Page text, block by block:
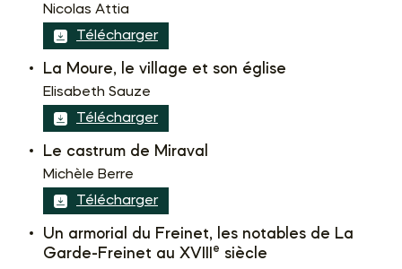
Nicolas Attia
Télécharger
La Moure, le village et son église
Elisabeth Sauze
Télécharger
Le castrum de Miraval
Michèle Berre
Télécharger
Un armorial du Freinet, les notables de La
Garde-Freinet au XVIIIe siècle